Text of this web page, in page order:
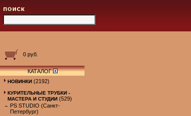
0 руб.
КАТАЛОГ
НОВИНКИ (2192)
КУРИТЕЛЬНЫЕ ТРУБКИ -
МАСТЕРА И СТУДИИ (529)
PS STUDIO (Санкт-
Петербург)